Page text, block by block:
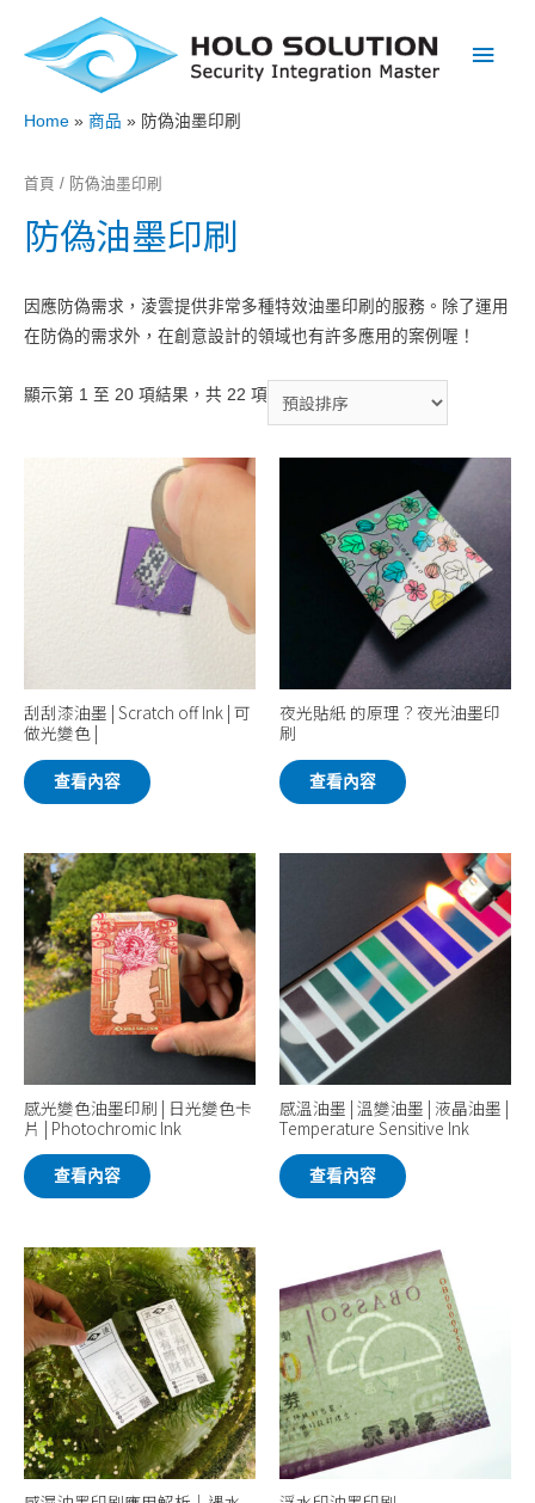
Main
Home 商品 防偽油墨印刷
首頁 / 防偽油墨印刷
防偽油墨印刷
因應防偽需求，淩雲提供非常多種特效油墨印刷的服務。除了運用
在防偽的需求外，在創意設計的領域也有許多應用的案例喔！
顯示第 1 至 20 項結果，共 22 項
刮刮漆油墨 | Scratch off Ink | 可
做光變色 |
查看內容
夜光貼紙 的原理？夜光油墨印
刷
查看內容
感光變色油墨印刷 | 日光變色卡
片 | Photochromic Ink
查看內容
感溫油墨 | 溫變油墨 | 液晶油墨 |
Temperature Sensitive Ink
查看內容